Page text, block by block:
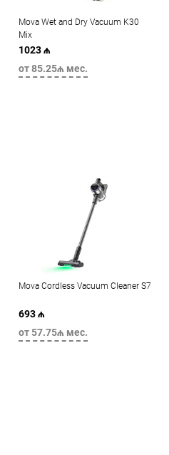
Mova Wet and Dry Vacuum K30
Mix
1023 ₼
от 85.25₼ мес.
Mova Cordless Vacuum Cleaner S7
693 ₼
от 57.75₼ мес.